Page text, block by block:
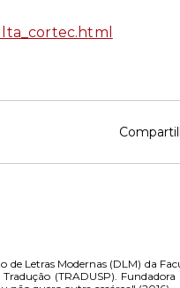
Letras Modernas (DLM) da
(TRADUSP).